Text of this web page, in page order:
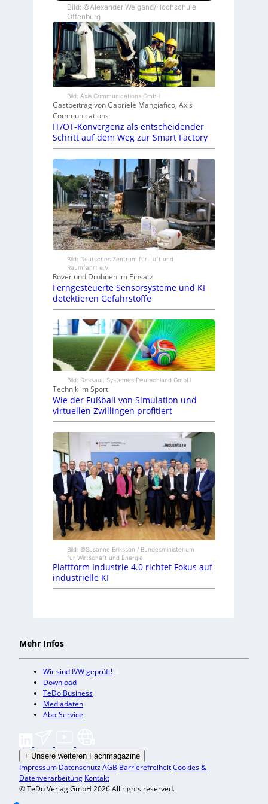
Bild: ©Alexander Weigand/Hochschule
Offenburg
Bild: Axis Communications GmbH
Gastbeitrag von Gabriele Mangiafico, Axis
Communications
IT/OT-Konvergenz als entscheidender
Schritt auf dem Weg zur Smart Factory
Bild: Deutsches Zentrum für Luft und
Raumfahrt e.V.
Rover und Drohnen im Einsatz
Ferngesteuerte Sensorsysteme und KI
detektieren Gefahrstoffe
Bild: Dassault Systemes Deutschland GmbH
Technik im Sport
Wie der Fußball von Simulation und
virtuellen Zwillingen profitiert
Bild: ©Susanne Eriksson / Bundesministerium
für Wirtschaft und Energie
Plattform Industrie 4.0 richtet Fokus auf
industrielle KI
Mehr Infos
Wir sind IVW geprüft!
Download
TeDo Business
Mediadaten
Abo-Service
+ Unsere weiteren Fachmagazine
Impressum DatenschutzAGB BarrierefreiheitCookies &
Datenverarbeitung Kontakt
© TeDo Verlag GmbH 2026 All rights reserved.